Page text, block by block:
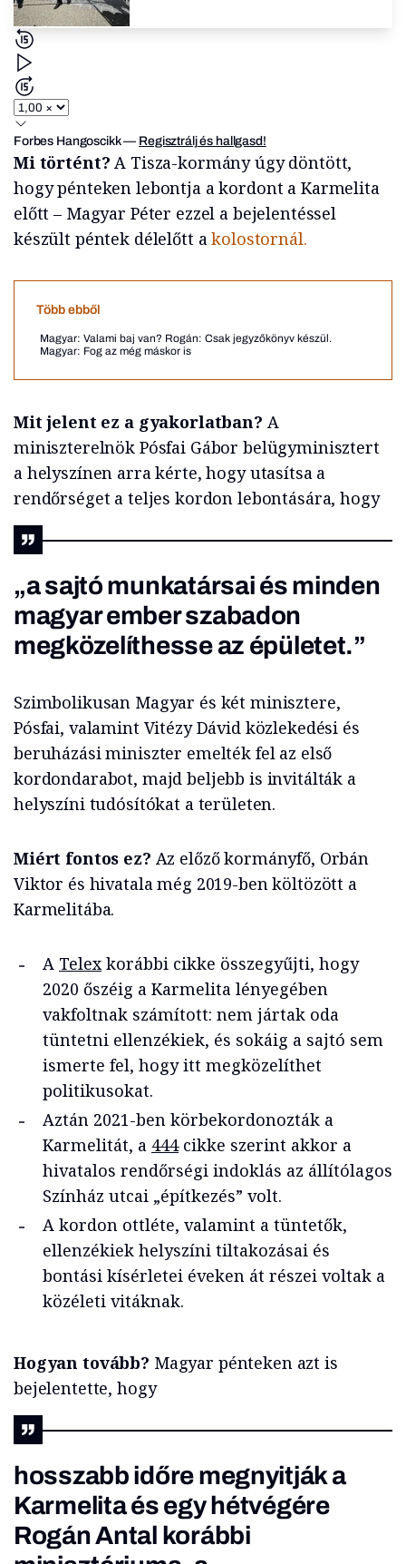
Forbes Hangoscikk— Regisztrálj és hallgasd!
Mi történt?A Tisza-kormány úgy döntött,
hogy pénteken lebontja a kordont a Karmelita
előtt – Magyar Péter ezzel a bejelentéssel
készült péntek délelőtt akolostornál.
Több ebből
Magyar: Valami baj van? Rogán: Csak jegyzőkönyv készül.
Magyar: Fog az még máskor is
Mit jelent ez a gyakorlatban? A
miniszterelnök Pósfai Gábor belügyminisztert
a helyszínen arra kérte, hogy utasítsa a
rendőrséget a teljes kordon lebontására, hogy
„a sajtó munkatársai és minden
magyar ember szabadon
megközelíthesse az épületet.”
Szimbolikusan Magyar és két minisztere,
Pósfai, valamint Vitézy Dávid közlekedési és
beruházási miniszter emelték fel az első
kordondarabot, majd beljebb is invitálták a
helyszíni tudósítókat a területen.
Miért fontos ez? Az előző kormányfő, Orbán
Viktor és hivatala még 2019-ben költözött a
Karmelitába.
A Telexkorábbi cikke összegyűjti, hogy
2020 őszéig a Karmelita lényegében
vakfoltnak számított: nem jártak oda
tüntetni ellenzékiek, és sokáig a sajtó sem
ismerte fel, hogy itt megközelíthet
politikusokat.
Aztán 2021-ben körbekordonozták a
Karmelitát, a 444cikke szerint akkor a
hivatalos rendőrségi indoklás az állítólagos
Színház utcai „építkezés” volt.
A kordon ottléte, valamint a tüntetők,
ellenzékiek helyszíni tiltakozásai és
bontási kísérletei éveken át részei voltak a
közéleti vitáknak.
Hogyan tovább? Magyar pénteken azt is
bejelentette, hogy
hosszabb időre megnyitják a
Karmelita és egy hétvégére
Rogán Antal korábbi